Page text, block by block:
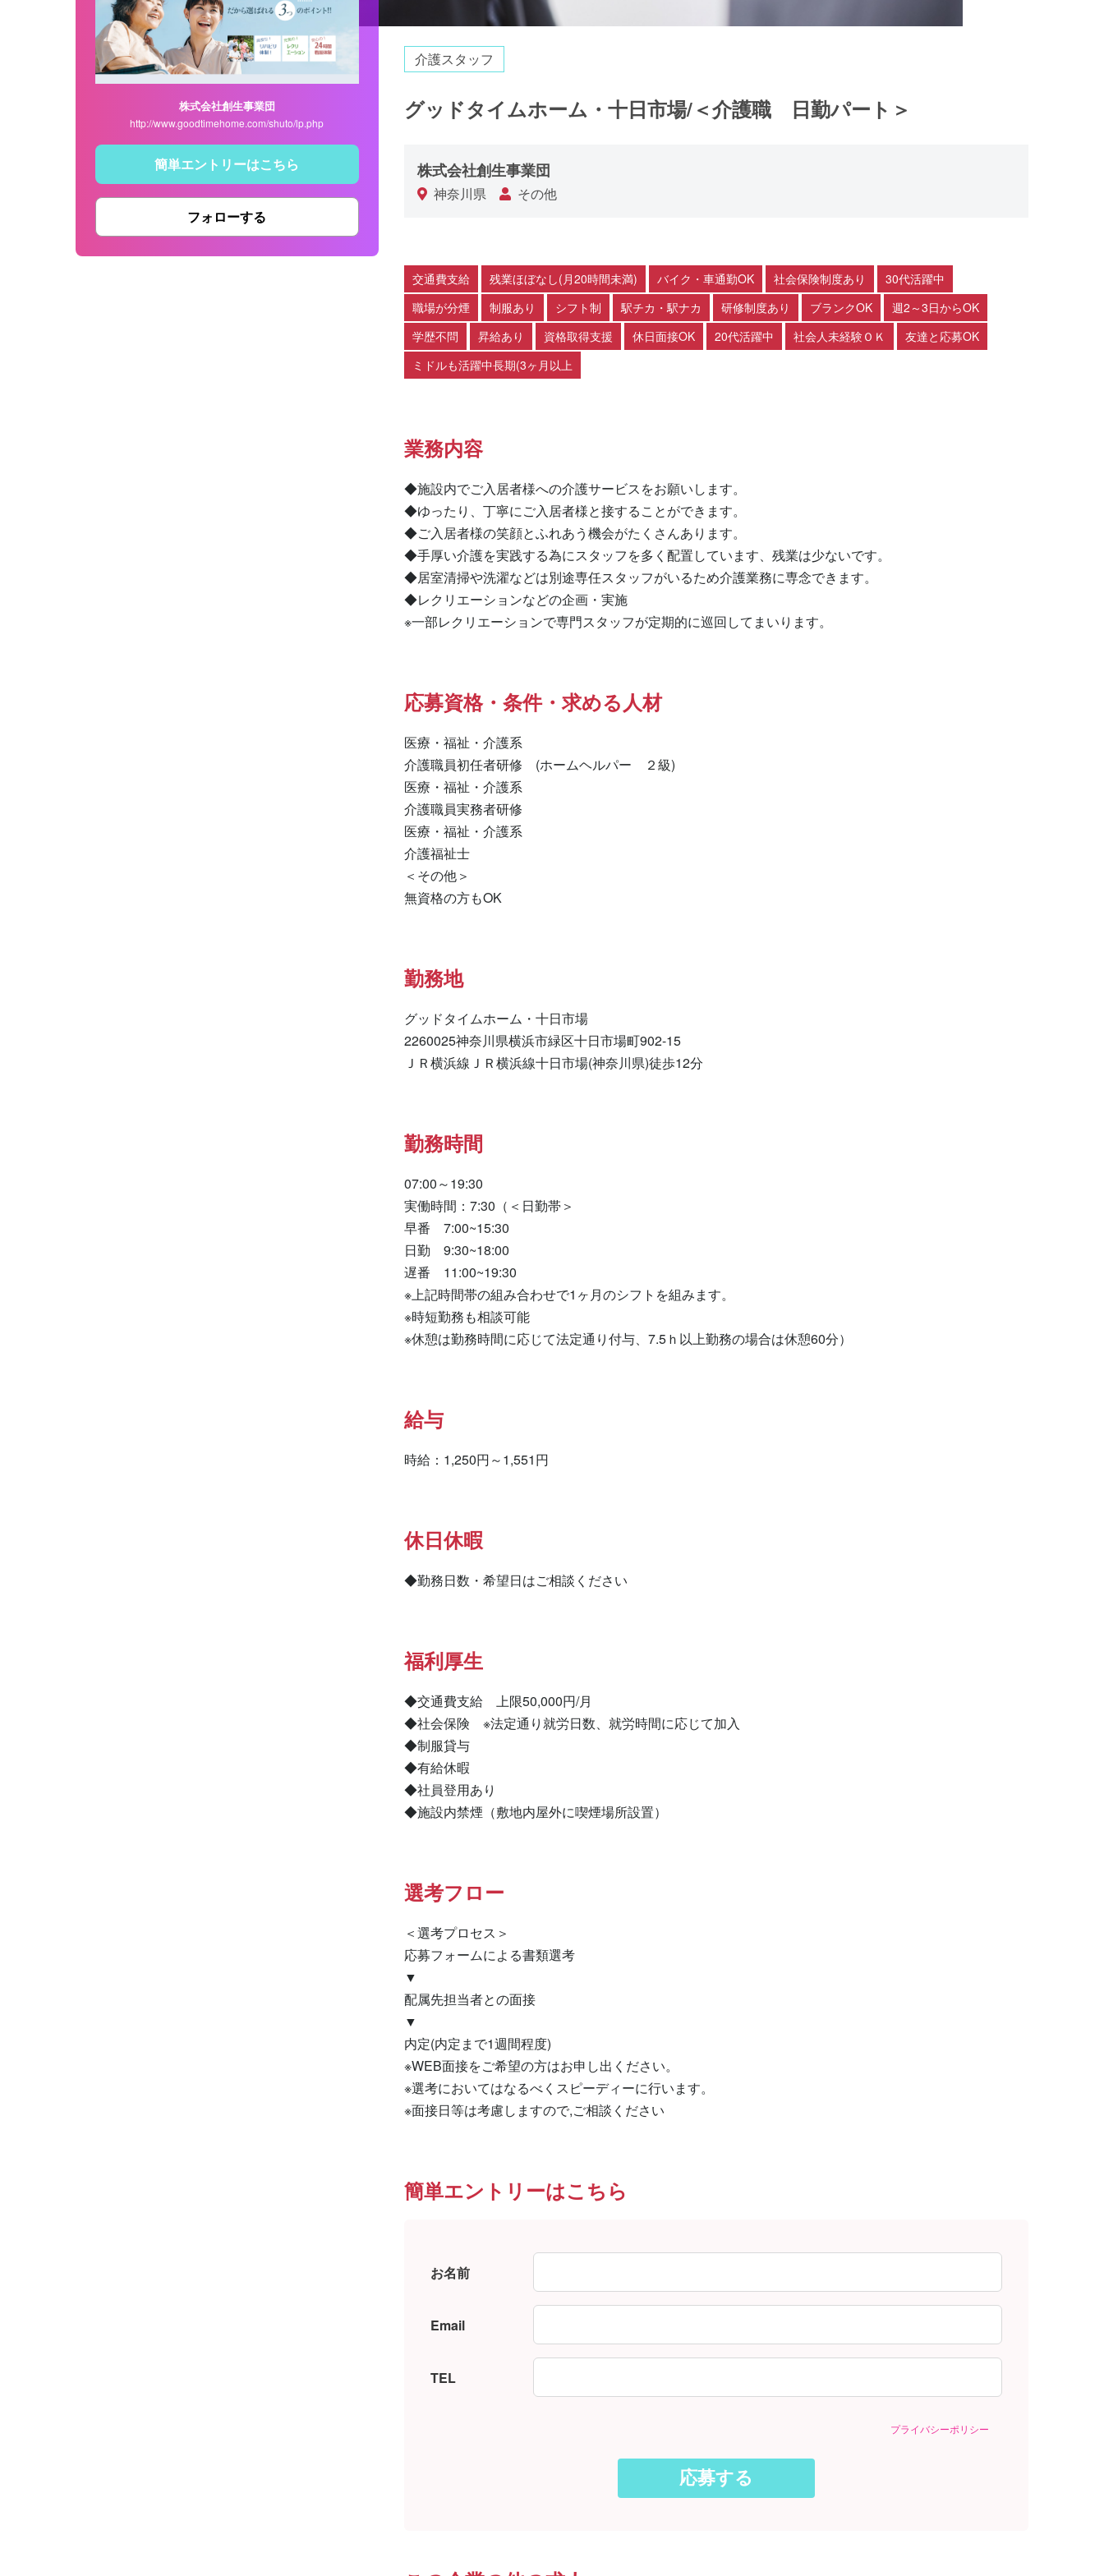
株式会社創生事業団
http://www.goodtimehome.com/shuto/lp.php
簡単エントリーはこちら
フォローする
介護スタッフ
グッドタイムホーム・十日市場/＜介護職 日勤パート＞
株式会社創生事業団
神奈川県 その他
交通費支給 残業ほぼなし(月20時間未満) バイク・車通勤OK 社会保険制度あり
30代活躍中
職場が分煙
制服あり シフト制 駅チカ・駅ナカ 研修制度あり ブランクOK
週2～3日からOK
学歴不問
昇給あり 資格取得支援 休日面接OK 20代活躍中 社会人未経験ＯＫ
友達と応募OK
ミドルも活躍中長期(3ヶ月以上
業務内容
◆施設内でご入居者様への介護サービスをお願いします。
◆ゆったり、丁寧にご入居者様と接することができます。
◆ご入居者様の笑顔とふれあう機会がたくさんあります。
◆手厚い介護を実践する為にスタッフを多く配置しています、残業は少ないです。
◆居室清掃や洗濯などは別途専任スタッフがいるため介護業務に専念できます。
◆レクリエーションなどの企画・実施
※一部レクリエーションで専門スタッフが定期的に巡回してまいります。
応募資格・条件・求める人材
医療・福祉・介護系
介護職員初任者研修　(ホームヘルパー　２級)
医療・福祉・介護系
介護職員実務者研修
医療・福祉・介護系
介護福祉士
＜その他＞
無資格の方もOK
勤務地
グッドタイムホーム・十日市場
2260025神奈川県横浜市緑区十日市場町902-15
ＪＲ横浜線ＪＲ横浜線十日市場(神奈川県)徒歩12分
勤務時間
07:00～19:30
実働時間：7:30（＜日勤帯＞
早番　7:00~15:30
日勤　9:30~18:00
遅番　11:00~19:30
※上記時間帯の組み合わせで1ヶ月のシフトを組みます。
※時短勤務も相談可能
※休憩は勤務時間に応じて法定通り付与、7.5ｈ以上勤務の場合は休憩60分）
給与
時給：1,250円～1,551円
休日休暇
◆勤務日数・希望日はご相談ください
福利厚生
◆交通費支給　上限50,000円/月
◆社会保険　※法定通り就労日数、就労時間に応じて加入
◆制服貸与
◆有給休暇
◆社員登用あり
◆施設内禁煙（敷地内屋外に喫煙場所設置）
選考フロー
＜選考プロセス＞
応募フォームによる書類選考
▼
配属先担当者との面接
▼
内定(内定まで1週間程度)
※WEB面接をご希望の方はお申し出ください。
※選考においてはなるべくスピーディーに行います。
※面接日等は考慮しますので,ご相談ください
簡単エントリーはこちら
お名前
Email
TEL
プライバシーポリシー